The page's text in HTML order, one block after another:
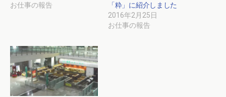
お仕事の報告
「粋」に紹介しました
2016年2月25日
お仕事の報告